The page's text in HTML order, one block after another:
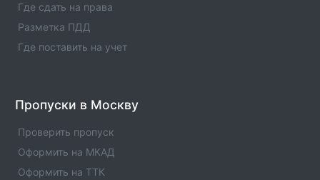
Единые агенты в городе Лаишево
Список единых агентов в населенном пункте -
Единые агенты в городе Лаишево. Адреса, телефоны,
услуги , отзывы
Список единых агентов в населенном пункте -
услуги , отзывы
Где сдать на права
Разметка ПДД
Где поставить на учет
Пропуски в Москву
Проверить пропуск
Оформить на МКАД
Оформить на ТТК